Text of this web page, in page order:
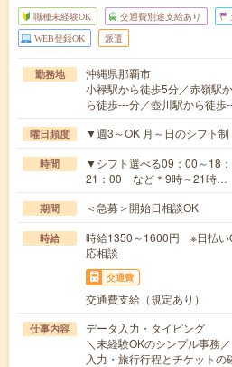
職種未経験OK 交通費別途支給あり
WEB登録OK 派遣
勤務地
沖縄県那覇市
小禄駅から徒歩5分／赤嶺駅
ら徒歩---分／壺川駅から徒
曜日頻度 ▼週3～OK 月～日のシフト
時間
▼シフト選べる09：00～18
21：00 など＊9時～21時…
期間 ＜急募＞開始日相談OK
時給
時給1350～1600円 ※日払
応相談
交通費
交通費支給（規定あり）
仕事内容
データ入力・タイピング
＼未経験OKのシンプル事務
入力・旅行行程とチケット